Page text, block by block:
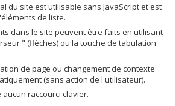
du site est utilisable sans JavaScript et est
de liste.
dans le site peuvent être faits en utilisant
" (flèches) ou la touche de tabulation
de page ou changement de contexte
(sans action de l'utilisateur).
raccourci clavier.